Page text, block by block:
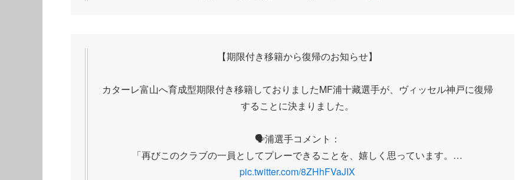
【期限付き移籍から復帰のお知らせ】
カターレ富山へ育成型期限付き移籍しておりましたMF浦十藏選手が、ヴィッセル神戸に復帰
することに決まりました。
🗣️浦選手コメント：
「再びこのクラブの一員としてプレーできることを、嬉しく思っています。…
pic.twitter.com/8ZHhFVaJIX